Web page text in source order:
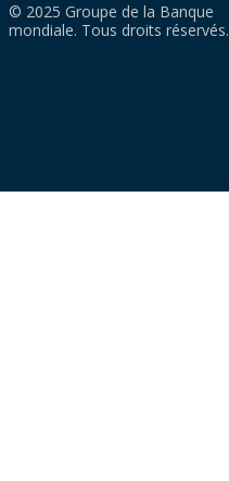
© 2025 Groupe de la Banque
mondiale. Tous droits réservés.